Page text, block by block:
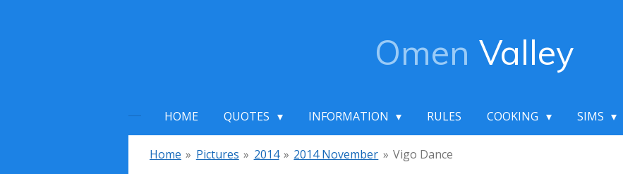
Omen Valley
HOME QUOTES INFORMATION RULES COOKING SIMS
Home » Pictures » 2014 » 2014 November » Vigo Dance